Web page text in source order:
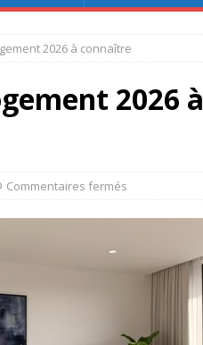
2026 à connaître
2026 à
Commentaires fermés